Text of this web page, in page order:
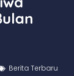
Berita Terbaru